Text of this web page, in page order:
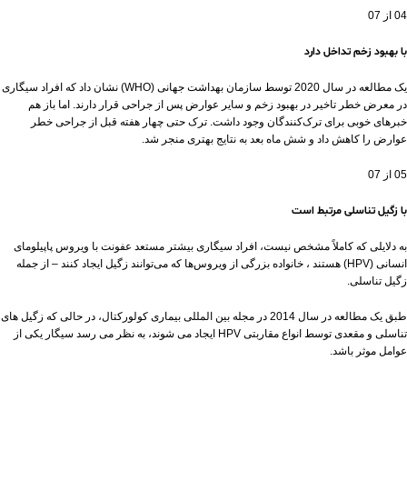
04 از 07
با بهبود زخم تداخل دارد
یک مطالعه در سال 2020 توسط سازمان بهداشت جهانی (WHO) نشان داد که افراد سیگاری
در معرض خطر تاخیر در بهبود زخم و سایر عوارض پس از جراحی قرار دارند. اما باز هم
خبرهای خوبی برای ترک‌کنندگان وجود داشت. ترک حتی چهار هفته قبل از جراحی خطر
عوارض را کاهش داد و شش ماه بعد به نتایج بهتری منجر شد.
05 از 07
با زگیل تناسلی مرتبط است
به دلایلی که کاملاً مشخص نیست، افراد سیگاری بیشتر مستعد عفونت با ویروس پاپیلومای
انسانی (HPV) هستند ، خانواده بزرگی از ویروس‌ها که می‌توانند زگیل ایجاد کنند – از جمله
زگیل تناسلی.
طبق یک مطالعه در سال 2014 در مجله بین المللی بیماری کولورکتال، در حالی که زگیل های
تناسلی و مقعدی توسط انواع مقاربتی HPV ایجاد می شوند، به نظر می رسد سیگار یکی از
عوامل موثر باشد.